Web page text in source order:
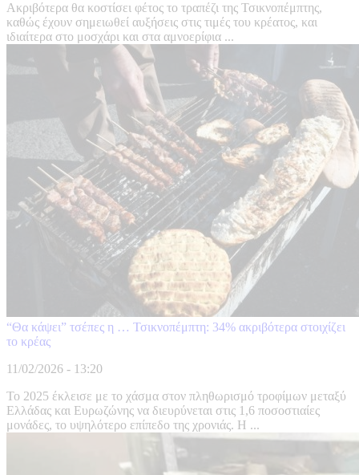
Ακριβότερα θα κοστίσει φέτος το τραπέζι της Τσικνοπέμπτης,
καθώς έχουν σημειωθεί αυξήσεις στις τιμές του κρέατος, και
ιδιαίτερα στο μοσχάρι και στα αμνοερίφια ...
“Θα κάψει” τσέπες η … Τσικνοπέμπτη: 34% ακριβότερα στοιχίζει
το κρέας
11/02/2026 - 13:20
Το 2025 έκλεισε με το χάσμα στον πληθωρισμό τροφίμων μεταξύ
Ελλάδας και Ευρωζώνης να διευρύνεται στις 1,6 ποσοστιαίες
μονάδες, το υψηλότερο επίπεδο της χρονιάς. Η ...